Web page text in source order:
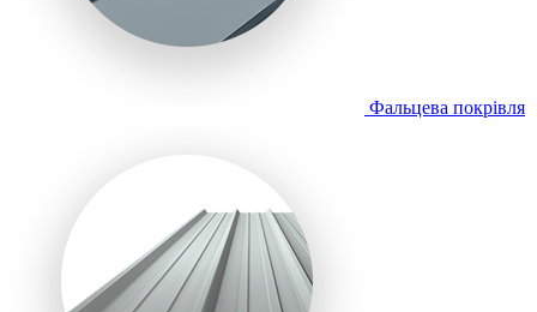
Фальцева покрівля